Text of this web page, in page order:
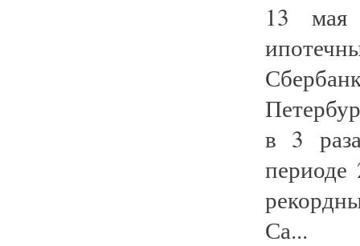
13 мая
в 3
периоде
Са...